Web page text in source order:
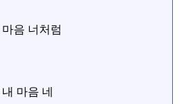
음 너처럼
마음 네